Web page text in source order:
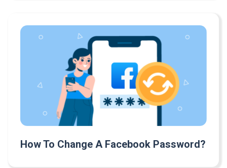
How To Change A Facebook Password?